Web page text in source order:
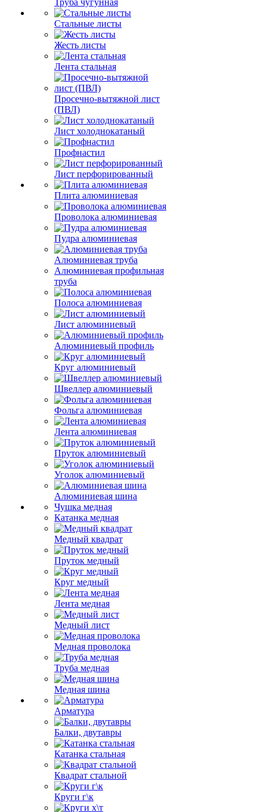
Труба чугунная
Стальные листы
Жесть листы
Лента стальная
Просечно-вытяжной лист
(ПВЛ)
Лист холоднокатаный
Профнастил
Лист перфорированный
Плита алюминиевая
Проволока алюминиевая
Пудра алюминиевая
Алюминиевая труба
Алюминиевая профильная
труба
Полоса алюминиевая
Лист алюминиевый
Алюминиевый профиль
Круг алюминиевый
Швеллер алюминиевый
Фольга алюминиевая
Лента алюминиевая
Пруток алюминиевый
Уголок алюминиевый
Алюминиевая шина
Чушка медная
Катанка медная
Медный квадрат
Пруток медный
Круг медный
Лента медная
Медный лист
Медная проволока
Труба медная
Медная шина
Арматура
Балки, двутавры
Катанка стальная
Квадрат стальной
Круги г\к